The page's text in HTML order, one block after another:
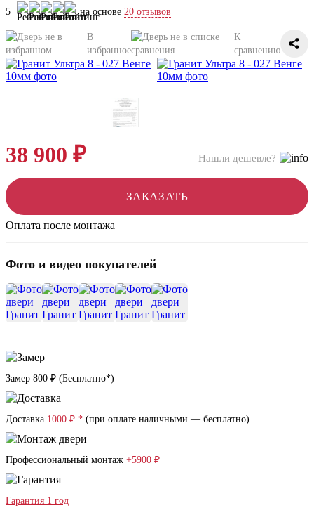
5 на основе 20 отзывов
В
избранное
К
сравнению
38 900 ₽ Нашли дешевле?
ЗАКАЗАТЬ
Оплата после монтажа
Фото и видео покупателей
Замер 800 ₽ (Бесплатно*)
Доставка 1000 ₽ * (при оплате наличными — бесплатно)
Профессиональный монтаж +5900 ₽
Гарантия 1 год